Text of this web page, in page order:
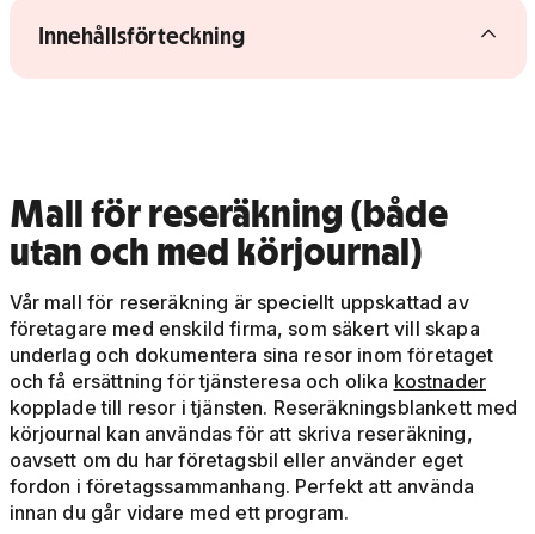
Visa/dölj innehållsförteckning
Innehållsförteckning
Mall för reseräkning (både
utan och med körjournal)
Vår mall för reseräkning är speciellt uppskattad av
företagare med enskild firma, som säkert vill skapa
underlag och dokumentera sina resor inom företaget
och få ersättning för tjänsteresa och olika kostnader
kopplade till resor i tjänsten. Reseräkningsblankett med
körjournal kan användas för att skriva reseräkning,
oavsett om du har företagsbil eller använder eget
fordon i företagssammanhang. Perfekt att använda
innan du går vidare med ett program.